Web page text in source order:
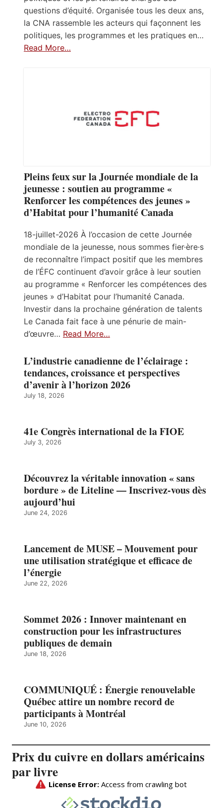
questions d’équité. Organisée tous les deux ans,
la CNA rassemble les acteurs qui façonnent les
politiques, les programmes et les pratiques en…
Read More…
Pleins feux sur la Journée mondiale de la
jeunesse : soutien au programme «
Renforcer les compétences des jeunes »
d’Habitat pour l’humanité Canada
18-juillet-2026 À l’occasion de cette Journée
mondiale de la jeunesse, nous sommes fier·ère·s
de reconnaître l’impact positif que les membres
de l’ÉFC continuent d’avoir grâce à leur soutien
au programme « Renforcer les compétences des
jeunes » d’Habitat pour l’humanité Canada.
Investir dans la prochaine génération de talents
Le Canada fait face à une pénurie de main-
d’œuvre… Read More…
L’industrie canadienne de l’éclairage :
tendances, croissance et perspectives
d’avenir à l’horizon 2026
July 18, 2026
41e Congrès international de la FIOE
July 3, 2026
Découvrez la véritable innovation « sans
bordure » de Liteline — Inscrivez-vous dès
aujourd’hui
June 24, 2026
Lancement de MUSE – Mouvement pour
une utilisation stratégique et efficace de
l’énergie
June 22, 2026
Sommet 2026 : Innover maintenant en
construction pour les infrastructures
publiques de demain
June 18, 2026
COMMUNIQUÉ : Énergie renouvelable
Québec attire un nombre record de
participants à Montréal
June 10, 2026
Prix du cuivre en dollars américains
par livre